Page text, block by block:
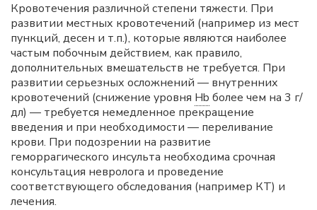
Кровотечения различной степени тяжести. При
развитии местных кровотечений (например из мест
пункций, десен и т.п.), которые являются наиболее
частым побочным действием, как правило,
дополнительных вмешательств не требуется. При
развитии серьезных осложнений — внутренних
кровотечений (снижение уровня Hb более чем на 3 г/
дл) — требуется немедленное прекращение
введения и при необходимости — переливание
крови. При подозрении на развитие
геморрагического инсульта необходима срочная
консультация невролога и проведение
соответствующего обследования (например КТ) и
лечения.